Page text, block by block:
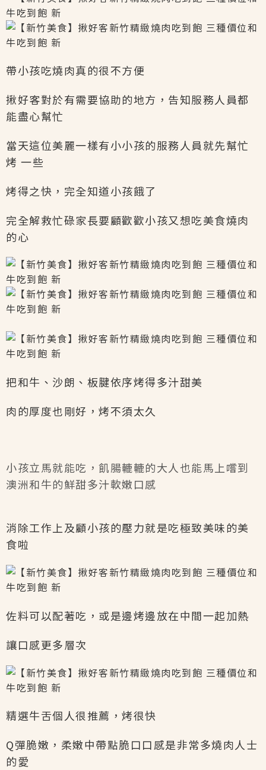
帶小孩吃燒肉真的很不方便
揪好客對於有需要協助的地方，告知服務人員都
能盡心幫忙
當天這位美麗一樣有小小孩的服務人員就先幫忙
烤 一些
烤得之快，完全知道小孩餓了
完全解救忙碌家長要顧歡歡小孩又想吃美食燒肉
的心
把和牛、沙朗、板腱依序烤得多汁甜美
肉的厚度也剛好，烤不須太久
小孩立馬就能吃，飢腸轆轆的大人也能馬上嚐到
澳洲和牛的鮮甜多汁軟嫩口感
消除工作上及顧小孩的壓力就是吃極致美味的美
食啦
佐料可以配著吃，或是邊烤邊放在中間一起加熱
讓口感更多層次
精選牛舌個人很推薦，烤很快
Q彈脆嫩，柔嫩中帶點脆口口感是非常多燒肉人士
的愛